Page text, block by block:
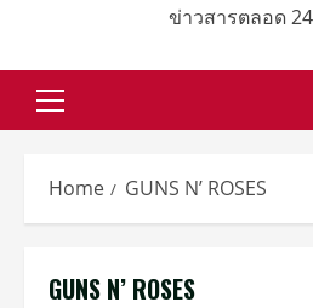
ข่าวสารตลอด
Primary
Home GUNS N’ ROSES
GUNS N’ ROSES